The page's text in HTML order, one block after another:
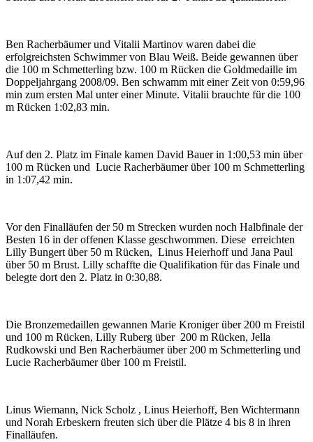
Ben Racherbäumer und Vitalii Martinov waren dabei die
erfolgreichsten Schwimmer von Blau Weiß. Beide gewannen über
die 100 m Schmetterling bzw. 100 m Rücken die Goldmedaille im
Doppeljahrgang 2008/09. Ben schwamm mit einer Zeit von 0:59,96
min zum ersten Mal unter einer Minute. Vitalii brauchte für die 100
m Rücken 1:02,83 min.
Auf den 2. Platz im Finale kamen David Bauer in 1:00,53 min über
100 m Rücken und Lucie Racherbäumer über 100 m Schmetterling
in 1:07,42 min.
Vor den Finalläufen der 50 m Strecken wurden noch Halbfinale der
Besten 16 in der offenen Klasse geschwommen. Diese erreichten
Lilly Bungert über 50 m Rücken, Linus Heierhoff und Jana Paul
über 50 m Brust. Lilly schaffte die Qualifikation für das Finale und
belegte dort den 2. Platz in 0:30,88.
Die Bronzemedaillen gewannen Marie Kroniger über 200 m Freistil
und 100 m Rücken, Lilly Ruberg über 200 m Rücken, Jella
Rudkowski und Ben Racherbäumer über 200 m Schmetterling und
Lucie Racherbäumer über 100 m Freistil.
Linus Wiemann, Nick Scholz , Linus Heierhoff, Ben Wichtermann
und Norah Erbeskern freuten sich über die Plätze 4 bis 8 in ihren
Finalläufen.